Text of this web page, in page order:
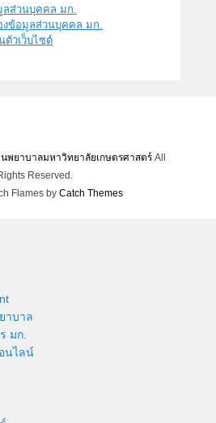
ลส่วนบุคคล มก.
ข้อมูลส่วนบุคคล มก.
ตัวเว็บไซต์
พยาบาลมหาวิทยาลัยเกษตรศาสตร์ All
Reserved.
Flames by Catch Themes
าบาล
มก.
นไลน์